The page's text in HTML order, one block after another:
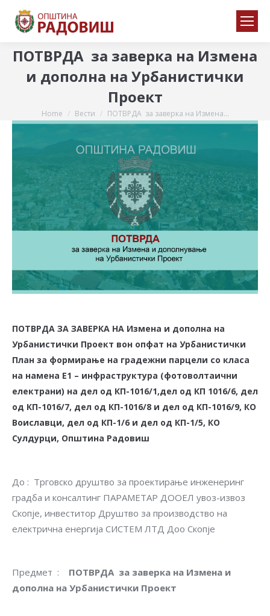
ПОТВРДА за заверка на Измена
и дополна на Урбанистички
Проект
You are here:
Home Вести ПОТВРДА за заверка на Измена…
ПОТВРДА ЗА ЗАВЕРКА НА Измена и дополна на
Урбанистички Проект вон опфат на Урбанистички
План за формирање на градежни парцели со класа
на намена Е1 – инфраструктура (фотоволтаични
електрани) на дел од КП-1016/1,дел од КП 1016/6, дел
од КП-1016/7, дел од КП-1016/8 и дел од КП-1016/9, КО
Воиславци, дел од КП-1/6 и дел од КП-1/5, КО
Сулдурци, Општина Радовиш
До : Трговско друштво за проектирање инженеринг
градба и консалтинг ПАРАМЕТАР ДООЕЛ увоз-извоз
Скопје, инвеститор Друштво за производство на
електрична енергија СИСТЕМ ЛТД Доо Скопје
Предмет : ПОТВРДА за заверка на Измена и
дополна на Урбанистички Проект